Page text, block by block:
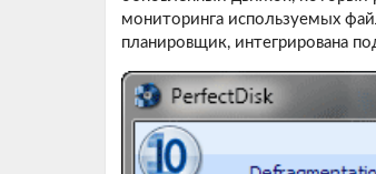
мониторинга используемых
планировщик, интегрирована